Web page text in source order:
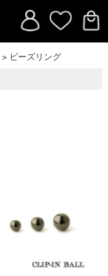
> ビーズリング